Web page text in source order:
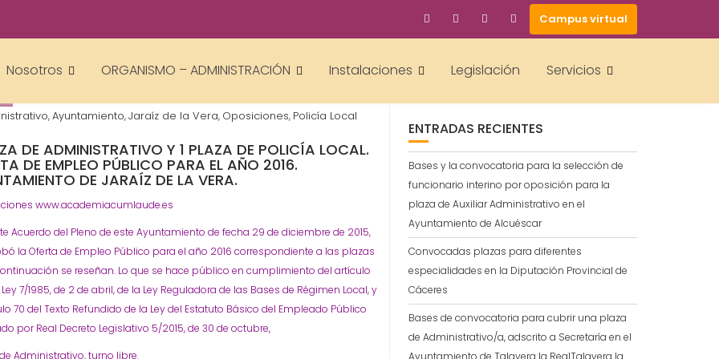
Campus virtual
Nosotros ORGANISMO – ADMINISTRACIÓN Instalaciones Legislación Servicios
academiacumlaudeoposiciones Prensa
,Ayuntamiento,Jaraíz de la Vera, Oposiciones, Policía Local
DE ADMINISTRATIVO Y 1 PLAZA DE POLICÍA LOCAL.
DE EMPLEO PÚBLICO PARA EL AÑO 2016.
DE JARAÍZ DE LA VERA.
www.academiacumlaude.es
Acuerdo del Pleno de este Ayuntamiento de fecha 29 de diciembre de 2015,
la Oferta de Empleo Público para el año 2016 correspondiente a las plazas
se reseñan. Lo que se hace público en cumplimiento del artículo
Ley 7/1985, de 2 de abril, de la Ley Reguladora de las Bases de Régimen Local, y
70 del Texto Refundido de la Ley del Estatuto Básico del Empleado Público
por Real Decreto Legislativo 5/2015, de 30 de octubre,
Administrativo, turno libre.
ENTRADAS RECIENTES
Bases y la convocatoria para la selección de
funcionario interino por oposición para la
plaza de Auxiliar Administrativo en el
Ayuntamiento de Alcuéscar
Convocadas plazas para diferentes
especialidades en la Diputación Provincial de
Cáceres
Bases de convocatoria para cubrir una plaza
de Administrativo/a, adscrito a Secretaría en el
Ayuntamiento de Talavera la RealTalavera la